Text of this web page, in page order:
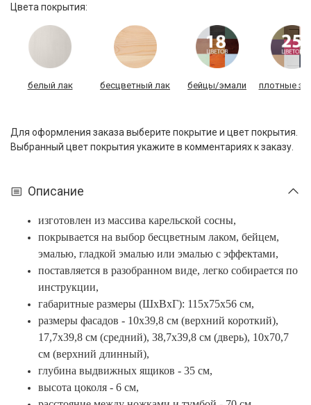
Цвета покрытия:
белый лак бесцветный лак бейцы/эмали плотные
Для оформления заказа выберите покрытие и цвет покрытия.
Выбранный цвет покрытия укажите в комментариях к заказу.
Описание
изготовлен из массива карельской сосны,
покрывается на выбор бесцветным лаком, бейцем,
эмалью, гладкой эмалью или эмалью с эффектами,
поставляется в разобранном виде, легко собирается по
инструкции,
габаритные размеры (ШxВxГ): 115x75x56 см,
размеры фасадов - 10х39,8 см (верхний короткий),
17,7х39,8 см (средний), 38,7х39,8 см (дверь), 10х70,7
см (верхний длинный),
глубина выдвижных ящиков - 35 см,
высота цоколя - 6 см,